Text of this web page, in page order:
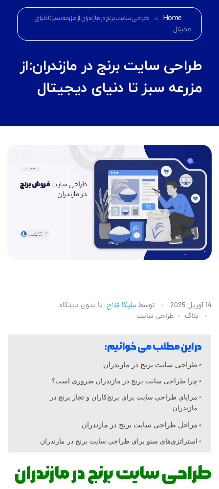
Home
»
طراحی سایت برنج در مازندران:از مزرعه سبز تا دنیای
دیجیتال
طراحی سایت برنج در مازندران:از
مزرعه سبز تا دنیای دیجیتال
ط
ی
س
ا
14 آوریل 2025 توسط ملیکا فلاح با بدون دیدگاه
بلاگ
طراحی سایت
در این مطلب می خوانیم:
طراحی سایت برنج در مازندران
چرا طراحی سایت برنج در مازندران ضروری است؟
مزایای طراحی سایت برای برنج‌کاران و تجار برنج در
مازندران
مراحل طراحی سایت برنج در مازندران
استراتژی‌های سئو برای طراحی سایت برنج در مازندران
طراحی سایت برنج در مازندران